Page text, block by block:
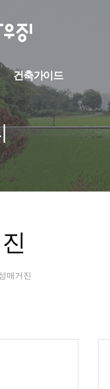
건축가이드
매거진